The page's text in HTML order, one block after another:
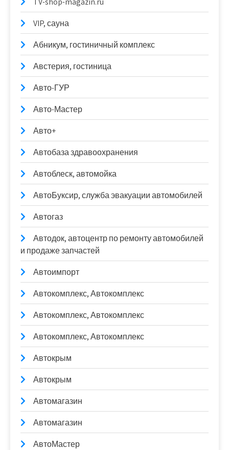
VIP, сауна
Абникум, гостиничный комплекс
Австерия, гостиница
Авто-ГУР
Авто-Мастер
Авто+
Автобаза здравоохранения
Автоблеск, автомойка
АвтоБуксир, служба эвакуации автомобилей
Автогаз
Автодок, автоцентр по ремонту автомобилей
и продаже запчастей
Автоимпорт
Автокомплекс, Автокомплекс
Автокомплекс, Автокомплекс
Автокомплекс, Автокомплекс
Автокрым
Автокрым
Автомагазин
Автомагазин
АвтоМастер